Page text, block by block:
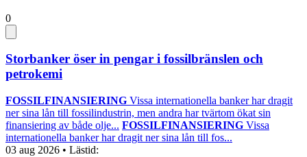
0
Storbanker öser in pengar i fossilbränslen och
petrokemi
FOSSILFINANSIERING Vissa internationella banker har dragit
ner sina lån till fossilindustrin, men andra har tvärtom ökat sin
finansiering av både olje... FOSSILFINANSIERING Vissa
internationella banker har dragit ner sina lån till fos...
03 aug 2026 • Lästid: